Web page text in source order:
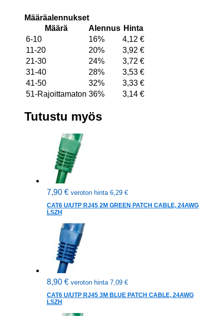
Määräalennukset
Määrä
Alennus Hinta
6-10
16% 4,12 €
11-20
20% 3,92 €
21-30
24% 3,72 €
31-40
28% 3,53 €
41-50
32% 3,33 €
51-Rajoittamaton 36% 3,14 €
Tutustu myös
7,90 € veroton hinta 6,29 €
CAT6 U/UTP RJ45 2M GREEN PATCH CABLE, 24AWG
LSZH
8,90 € veroton hinta 7,09 €
CAT6 U/UTP RJ45 3M BLUE PATCH CABLE, 24AWG
LSZH